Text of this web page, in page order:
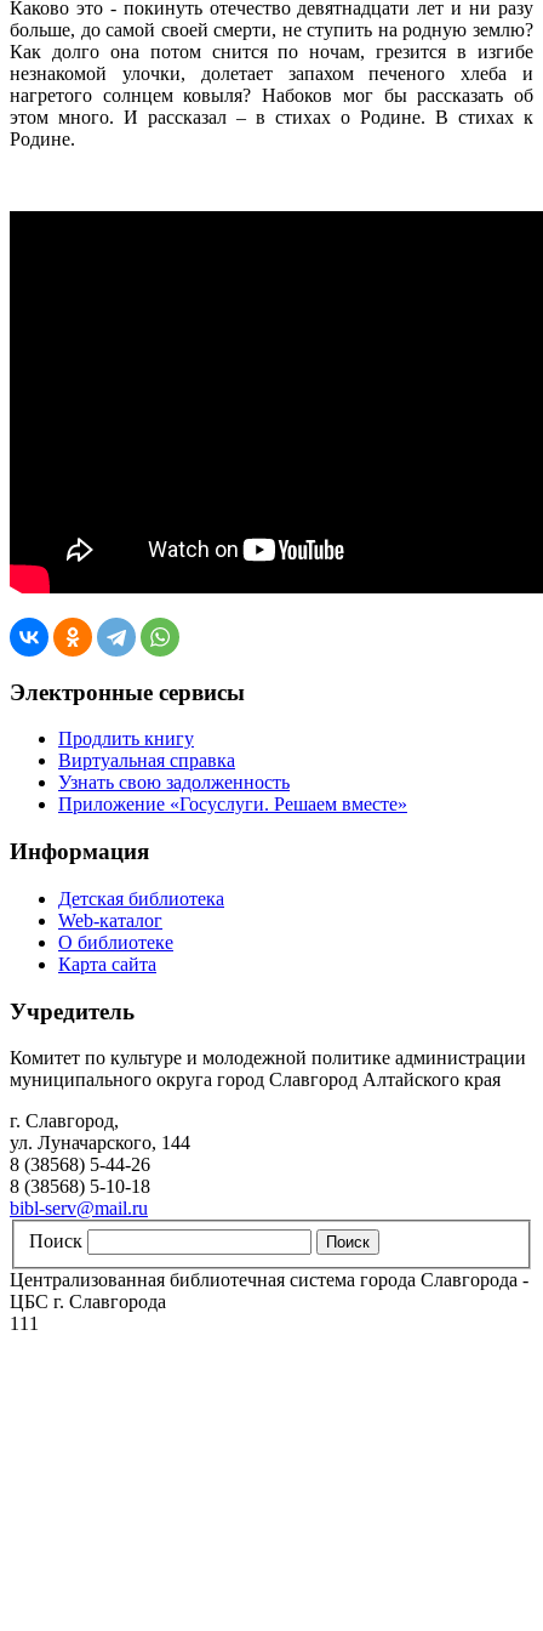
Каково это - покинуть отечество девятнадцати лет и ни разу
больше, до самой своей смерти, не ступить на родную землю?
Как долго она потом снится по ночам, грезится в изгибе
незнакомой улочки, долетает запахом печеного хлеба и
нагретого солнцем ковыля? Набоков мог бы рассказать об
этом много. И рассказал – в стихах о Родине. В стихах к
Родине.
Электронные сервисы
Продлить книгу
Виртуальная справка
Узнать свою задолженность
Приложение «Госуслуги. Решаем вместе»
Информация
Детская библиотека
Web-каталог
О библиотеке
Карта сайта
Учредитель
Комитет по культуре и молодежной политике администрации
муниципального округа город Славгород Алтайского края
г. Славгород,
ул. Луначарского, 144
8 (38568) 5-44-26
8 (38568) 5-10-18
bibl-serv@mail.ru
Поиск
Централизованная библиотечная система города Славгорода -
ЦБС г. Славгорода
111